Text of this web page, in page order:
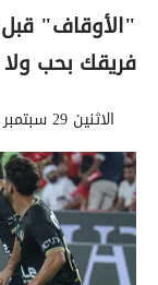
"الأوقاف"
فريقك بحب
الاثنين 29 سبتمبر 2025 | 06:03 مساءً